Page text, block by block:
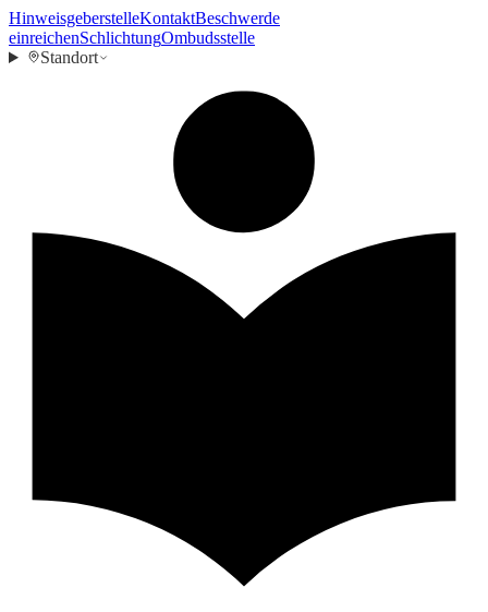
HinweisgeberstelleKontaktBeschwerde
einreichenSchlichtungOmbudsstelle
Standort